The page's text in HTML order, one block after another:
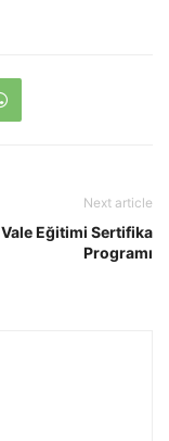
Next article
Vale Eğitimi Sertifika
Programı